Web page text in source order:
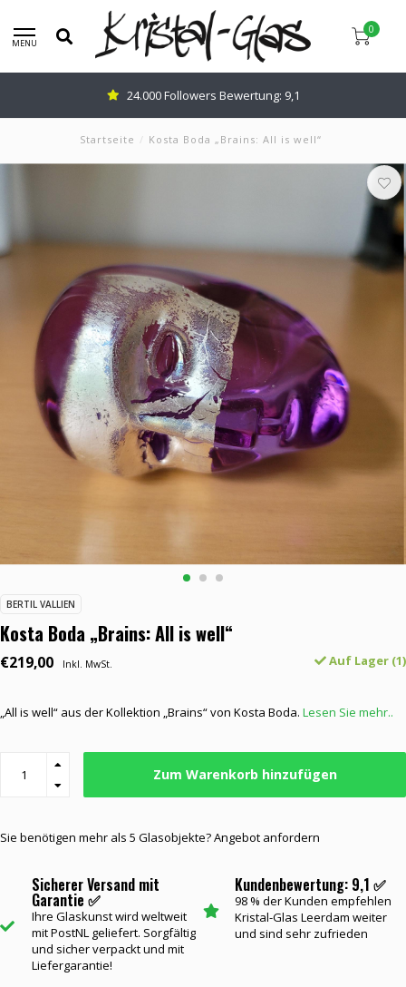
MENU
0
24.000 Followers Bewertung: 9,1
Startseite / Kosta Boda „Brains: All is well“
BERTIL VALLIEN
Kosta Boda „Brains: All is well“
€219,00 Inkl. MwSt. Auf Lager (1)
„All is well“ aus der Kollektion „Brains“ von Kosta Boda. Lesen Sie mehr..
Zum Warenkorb hinzufügen
Sie benötigen mehr als 5 Glasobjekte? Angebot anfordern
Sicherer Versand mit
Garantie ✅
Ihre Glaskunst wird weltweit
mit PostNL geliefert. Sorgfältig
und sicher verpackt und mit
Liefergarantie!
Kundenbewertung: 9,1 ✅
98 % der Kunden empfehlen
Kristal-Glas Leerdam weiter
und sind sehr zufrieden